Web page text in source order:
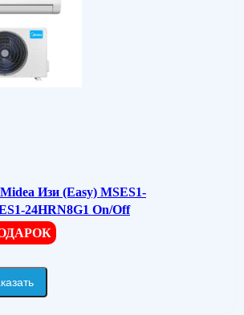
Изи (Easy) MSES1-
24HRN8G1 On/Off